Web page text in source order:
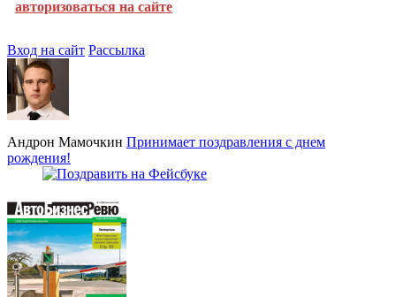
авторизоваться на сайте
Вход на сайт Рассылка
Андрон Мамочкин Принимает поздравления с днем
рождения!